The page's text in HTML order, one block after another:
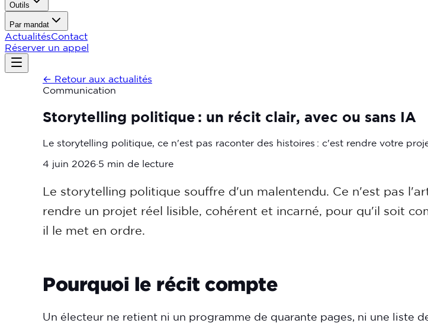
Outils
Par mandat
ActualitésContact
Réserver un appel
← Retour aux actualités
Communication
Storytelling politique : un récit clair, avec ou sans IA
Le storytelling politique, ce n'est pas raconter des histoires : c'est rendre votre
4 juin 2026·5 min de lecture
Le storytelling politique souffre d'un malentendu. Ce n'est pas
rendre un projet réel lisible, cohérent et incarné, pour qu'il soit
il le met en ordre.
Pourquoi le récit compte
Un électeur ne retient ni un programme de quarante pages, ni une liste